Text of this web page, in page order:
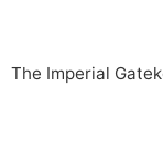
The Imperial